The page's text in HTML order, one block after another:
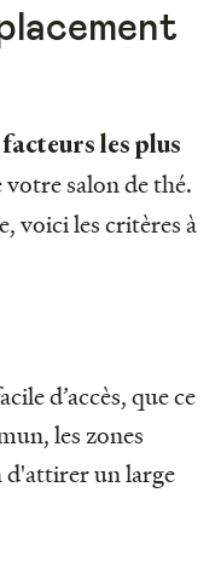
les plus
votre salon de thé.
voici les critères à
d’accès, que ce
les zones
d'attirer un large